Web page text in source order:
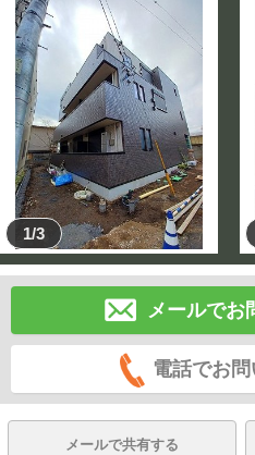
1/3
メールでお
電話でお
メールで共有する